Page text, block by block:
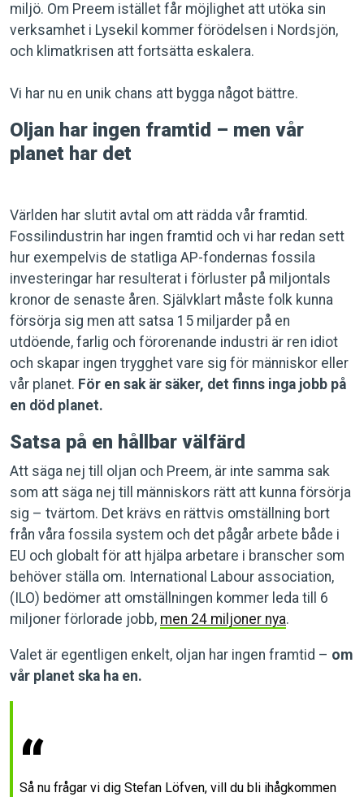
miljö. Om Preem istället får möjlighet att utöka sin
verksamhet i Lysekil kommer förödelsen i Nordsjön,
och klimatkrisen att fortsätta eskalera.
Vi har nu en unik chans att bygga något bättre.
Oljan har ingen framtid – men vår
planet har det
Världen har slutit avtal om att rädda vår framtid.
Fossilindustrin har ingen framtid och vi har redan sett
hur exempelvis de statliga AP-fondernas fossila
investeringar har resulterat i förluster på miljontals
kronor de senaste åren. Självklart måste folk kunna
försörja sig men att satsa 15 miljarder på en
utdöende, farlig och förorenande industri är ren idiot
och skapar ingen trygghet vare sig för människor eller
vår planet. För en sak är säker, det finns inga jobb på
en död planet.
Satsa på en hållbar välfärd
Att säga nej till oljan och Preem, är inte samma sak
som att säga nej till människors rätt att kunna försörja
sig – tvärtom. Det krävs en rättvis omställning bort
från våra fossila system och det pågår arbete både i
EU och globalt för att hjälpa arbetare i branscher som
behöver ställa om. International Labour association,
(ILO) bedömer att omställningen kommer leda till 6
miljoner förlorade jobb, men 24 miljoner nya.
Valet är egentligen enkelt, oljan har ingen framtid – om
vår planet ska ha en.
Så nu frågar vi dig Stefan Löfven, vill du bli ihågkommen